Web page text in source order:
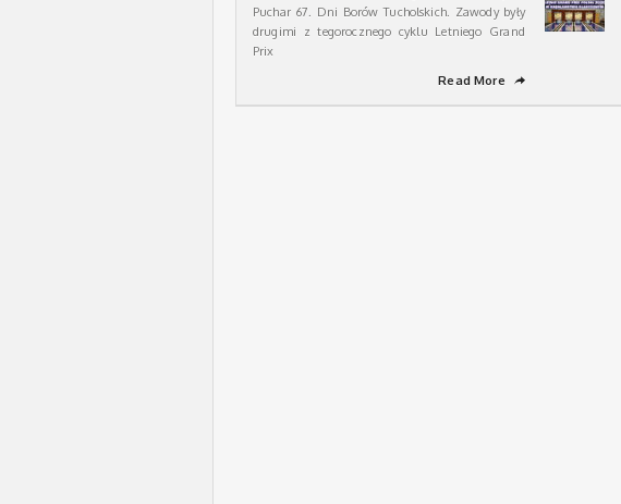
Puchar 67. Dni Borów Tucholskich. Zawody były
drugimi z tegorocznego cyklu Letniego Grand
Prix
Read More
➦